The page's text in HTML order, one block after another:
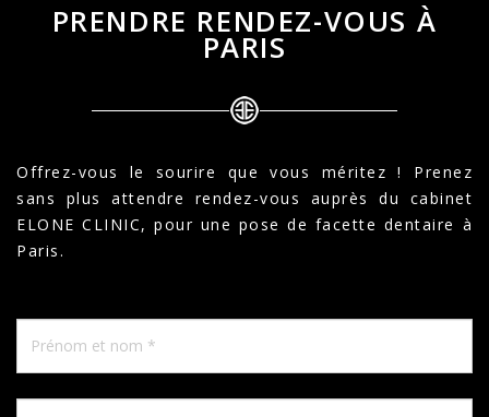
PRENDRE RENDEZ-VOUS À
PARIS
Offrez-vous le sourire que vous méritez ! Prenez
sans plus attendre rendez-vous auprès du cabinet
ELONE CLINIC, pour une pose de facette dentaire à
Paris.